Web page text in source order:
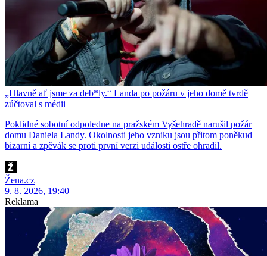
„Hlavně ať jsme za deb*ly.“ Landa po požáru v jeho domě tvrdě
zúčtoval s médii
Poklidné sobotní odpoledne na pražském Vyšehradě narušil požár
domu Daniela Landy. Okolnosti jeho vzniku jsou přitom poněkud
bizarní a zpěvák se proti první verzi události ostře ohradil.
Žena.cz
9. 8. 2026, 19:40
Reklama